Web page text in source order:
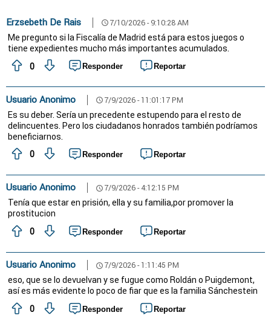
Erzsebeth De Rais schedule 7/10/2026 - 9:10:28 AM
Me pregunto si la Fiscalía de Madrid está para estos juegos o
tiene expedientes mucho más importantes acumulados.
0
Responder Reportar
Usuario Anonimo schedule 7/9/2026 - 11:01:17 PM
Es su deber. Sería un precedente estupendo para el resto de
delincuentes. Pero los ciudadanos honrados también podríamos
beneficiarnos.
0
Responder Reportar
Usuario Anonimo schedule 7/9/2026 - 4:12:15 PM
Tenía que estar en prisión, ella y su familia,por promover la
prostitucion
0
Responder Reportar
Usuario Anonimo schedule 7/9/2026 - 1:11:45 PM
eso, que se lo devuelvan y se fugue como Roldán o Puigdemont,
así es más evidente lo poco de fiar que es la familia Sánchestein
0
Responder Reportar